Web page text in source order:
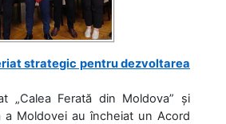
strategic pentru dezvoltarea
„Calea Ferată din Moldova” și
a Moldovei au încheiat un Acord